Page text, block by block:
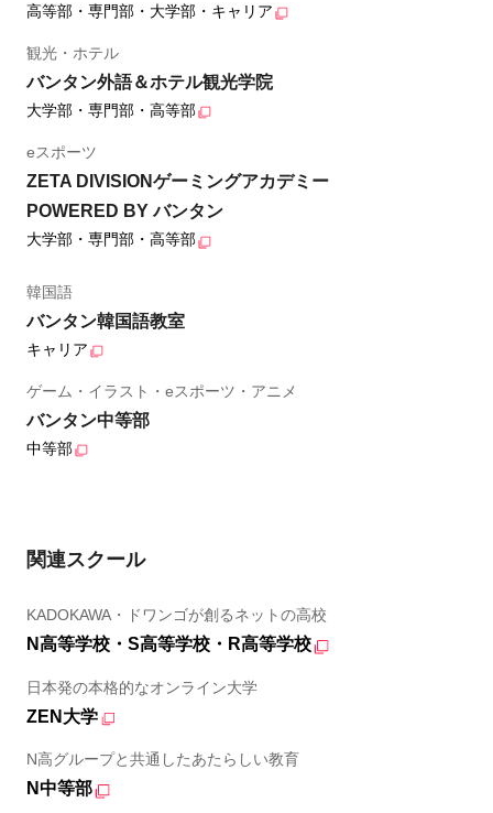
高等部・専門部・大学部・キャリア
観光・ホテル
バンタン外語＆ホテル観光学院
大学部・専門部・高等部
eスポーツ
ZETA DIVISIONゲーミングアカデミー
POWERED BY バンタン
大学部・専門部・高等部
韓国語
バンタン韓国語教室
キャリア
ゲーム・イラスト・eスポーツ・アニメ
バンタン中等部
中等部
関連スクール
KADOKAWA・ドワンゴが創るネットの高校
N高等学校・S高等学校・R高等学校
日本発の本格的なオンライン大学
ZEN大学
N高グループと共通したあたらしい教育
N中等部